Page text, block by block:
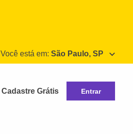
Você está em: São Paulo, SP
Cadastre Grátis Entrar